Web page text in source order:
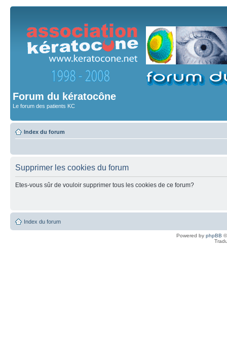
Forum du kératocône
Le forum des patients KC
Index du forum
Supprimer les cookies du forum
Etes-vous sûr de vouloir supprimer tous les cookies de ce forum?
Index du forum
Powered by phpBB